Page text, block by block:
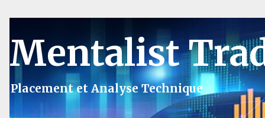
Mentalist
Placement et Analyse Technique